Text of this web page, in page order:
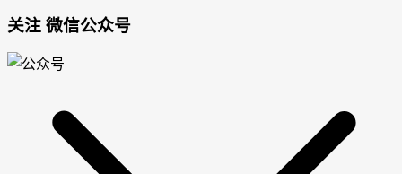
关注 微信公众号